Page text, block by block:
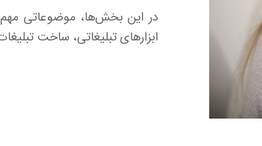
در این بخش‌ها، موضوعاتی مهم
ابزارهای تبلیغاتی، ساخت